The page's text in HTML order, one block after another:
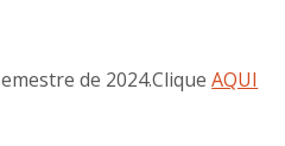
de 2024.CliqueAQUI